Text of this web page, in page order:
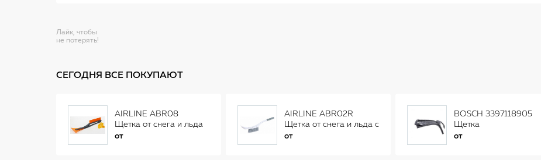
Лайк, чтобы
не потерять!
СЕГОДНЯ ВСЕ ПОКУПАЮТ
AIRLINE ABR08
Щетка от снега и льда
(34 см)
от
AIRLINE ABR02R
Щетка от снега и льда с
распушенной щетиной
от
BOSCH 3397118905
Щетка
стеклоочистителя
от